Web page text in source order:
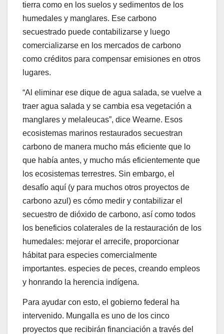
tierra como en los suelos y sedimentos de los
humedales y manglares. Ese carbono
secuestrado puede contabilizarse y luego
comercializarse en los mercados de carbono
como créditos para compensar emisiones en otros
lugares.
“Al eliminar ese dique de agua salada, se vuelve a
traer agua salada y se cambia esa vegetación a
manglares y melaleucas”, dice Wearne. Esos
ecosistemas marinos restaurados secuestran
carbono de manera mucho más eficiente que lo
que había antes, y mucho más eficientemente que
los ecosistemas terrestres. Sin embargo, el
desafío aquí (y para muchos otros proyectos de
carbono azul) es cómo medir y contabilizar el
secuestro de dióxido de carbono, así como todos
los beneficios colaterales de la restauración de los
humedales: mejorar el arrecife, proporcionar
hábitat para especies comercialmente
importantes. especies de peces, creando empleos
y honrando la herencia indígena.
Para ayudar con esto, el gobierno federal ha
intervenido. Mungalla es uno de los cinco
proyectos que recibirán financiación a través del